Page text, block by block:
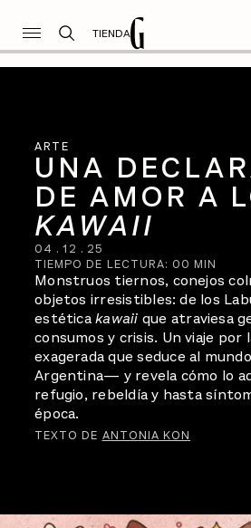
TIENDA
ARTE
UNA
DE AMOR A
KAWAII
04 . 12 . 25
TIEMPO DE LECTURA: 00 MIN
Monstruos tiernos, conejos
objetos irresistibles: de los
estéticakawaii que atraviesa
consumos y crisis. Un viaje por
exagerada que seduce al
Argentina— y revela cómo lo
refugio, rebeldía y hasta
época.
TEXTO DE ANTONIA KON